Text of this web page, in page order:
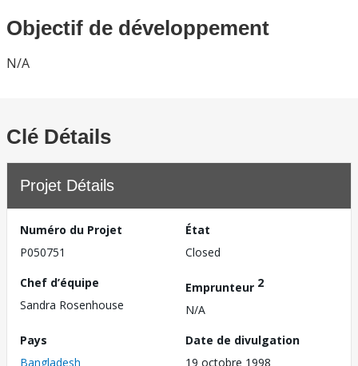
Objectif de développement
N/A
Clé Détails
Projet Détails
Numéro du Projet
P050751
État
Closed
Chef d’équipe
Sandra Rosenhouse
Emprunteur 2
N/A
Pays
Bangladesh
Date de divulgation
19 octobre 1998